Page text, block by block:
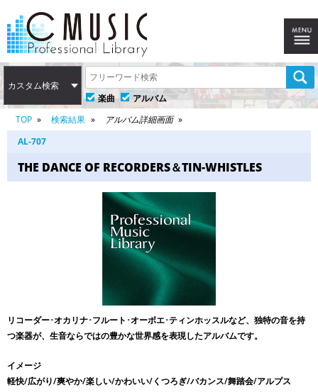
カスタム検索
楽曲
アルバム
TOP
検索結果
アルバム詳細画面
AL-707
THE DANCE OF RECORDERS＆TIN-WHISTLES
リコーダー･オカリナ･フルート･オーボエ･ティンホッスルなど、独特の音を持
つ楽器が、生音ならではの豊かな世界感を表現したアルバムです。
イメージ
軽快/広がり/爽やか/楽しい/かわいい/くつろぎ/バカンス/舞踏会/アルプス